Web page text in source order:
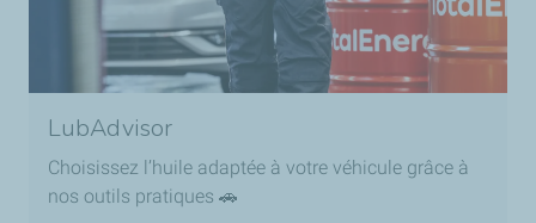
LubAdvisor
Choisissez l’huile adaptée à votre véhicule grâce à
nos outils pratiques 🚗